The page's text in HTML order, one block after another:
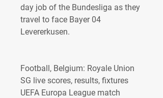
day job of the Bundesliga as they
travel to face Bayer 04
Levererkusen.
Football, Belgium: Royale Union
SG live scores, results, fixtures
UEFA Europa League match